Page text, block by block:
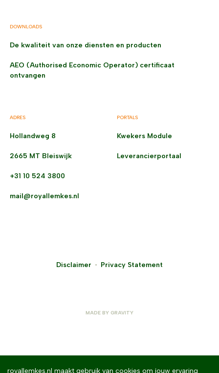
DOWNLOADS
De kwaliteit van onze diensten en producten
AEO (Authorised Economic Operator) certificaat
ontvangen
ADRES
Hollandweg 8
2665 MT Bleiswijk
+31 10 524 3800
mail@royallemkes.nl
PORTALS
Kwekers Module
Leverancierportaal
Disclaimer Privacy Statement
MADE BY GRAVITY
royallemkes.nl maakt gebruik van cookies om jouw ervaring